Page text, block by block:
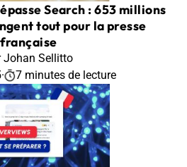
Search : 653 millions
tout pour la presse
française
Johan Sellitto
· 7 minutes de lecture